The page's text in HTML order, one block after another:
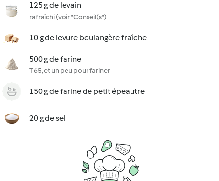
125 g de levain
rafraîchi (voir "Conseil(s")
10 g de levure boulangère fraîche
500 g de farine
T 65, et un peu pour fariner
150 g de farine de petit épeautre
20 g de sel